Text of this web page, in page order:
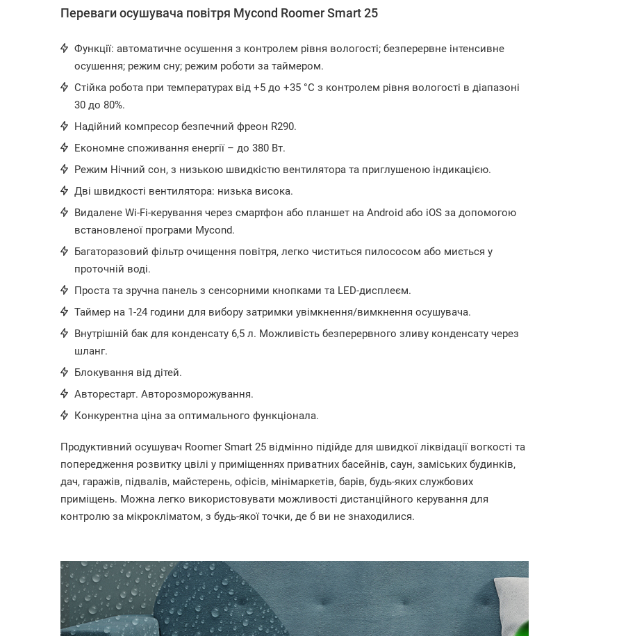
Переваги осушувача повітря Mycond Roomer Smart 25
Функції: автоматичне осушення з контролем рівня вологості; безперервне інтенсивне
осушення; режим сну; режим роботи за таймером.
Стійка робота при температурах від +5 до +35 °C з контролем рівня вологості в діапазоні
30 до 80%.
Надійний компресор безпечний фреон R290.
Економне споживання енергії – до 380 Вт.
Режим Нічний сон, з низькою швидкістю вентилятора та приглушеною індикацією.
Дві швидкості вентилятора: низька висока.
Видалене Wi-Fi-керування через смартфон або планшет на Android або iOS за допомогою
встановленої програми Mycond.
Багаторазовий фільтр очищення повітря, легко чиститься пилососом або миється у
проточній воді.
Проста та зручна панель з сенсорними кнопками та LED-дисплеєм.
Таймер на 1-24 години для вибору затримки увімкнення/вимкнення осушувача.
Внутрішній бак для конденсату 6,5 л. Можливість безперервного зливу конденсату через
шланг.
Блокування від дітей.
Авторестарт. Авторозморожування.
Конкурентна ціна за оптимального функціонала.
Продуктивний осушувач Roomer Smart 25 відмінно підійде для швидкої ліквідації вогкості та
попередження розвитку цвілі у приміщеннях приватних басейнів, саун, заміських будинків,
дач, гаражів, підвалів, майстерень, офісів, мінімаркетів, барів, будь-яких службових
приміщень. Можна легко використовувати можливості дистанційного керування для
контролю за мікрокліматом, з будь-якої точки, де б ви не знаходилися.